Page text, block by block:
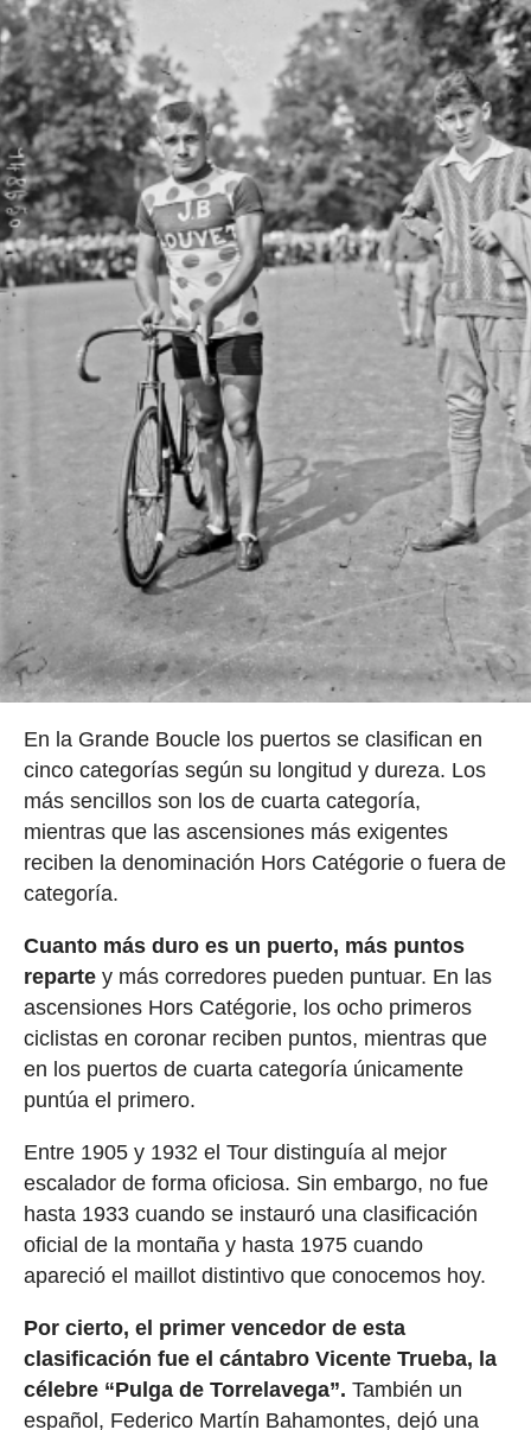
En la Grande Boucle los puertos se clasifican en
cinco categorías según su longitud y dureza. Los
más sencillos son los de cuarta categoría,
mientras que las ascensiones más exigentes
reciben la denominación Hors Catégorie o fuera de
categoría.
Cuanto más duro es un puerto, más puntos
reparte y más corredores pueden puntuar. En las
ascensiones Hors Catégorie, los ocho primeros
ciclistas en coronar reciben puntos, mientras que
en los puertos de cuarta categoría únicamente
puntúa el primero.
Entre 1905 y 1932 el Tour distinguía al mejor
escalador de forma oficiosa. Sin embargo, no fue
hasta 1933 cuando se instauró una clasificación
oficial de la montaña y hasta 1975 cuando
apareció el maillot distintivo que conocemos hoy.
Por cierto, el primer vencedor de esta
clasificación fue el cántabro Vicente Trueba, la
célebre “Pulga de Torrelavega”. También un
español, Federico Martín Bahamontes, dejó una